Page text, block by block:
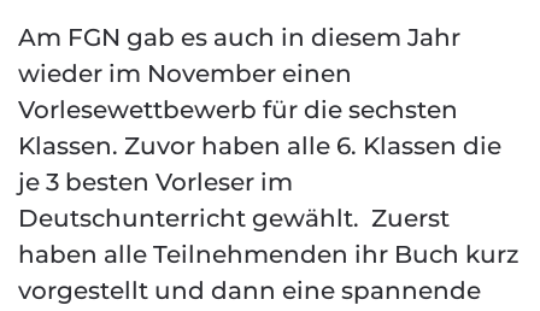
Am FGN gab es auch in diesem Jahr
wieder im November einen
Vorlesewettbewerb für die sechsten
Klassen. Zuvor haben alle 6. Klassen die
je 3 besten Vorleser im
Deutschunterricht gewählt. Zuerst
haben alle Teilnehmenden ihr Buch kurz
vorgestellt und dann eine spannende